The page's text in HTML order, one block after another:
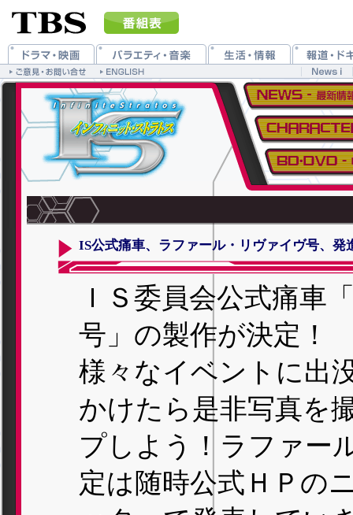
IS公式痛車、ラファール・リヴァイヴ号、発
ＩＳ委員会公式痛車
号」の製作が決定！
様々なイベントに出
かけたら是非写真を
プしよう！ラファー
定は随時公式ＨＰの